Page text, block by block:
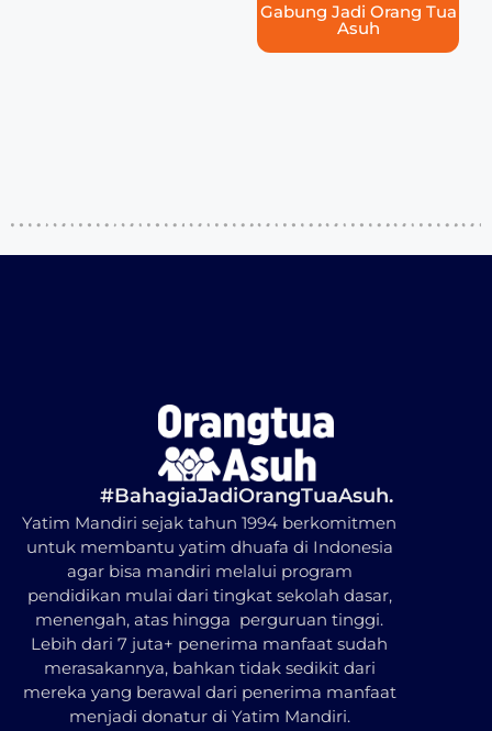
Gabung Jadi Orang Tua
Asuh
#BahagiaJadiOrangTuaAsuh.
Yatim Mandiri sejak tahun 1994 berkomitmen
untuk membantu yatim dhuafa di Indonesia
agar bisa mandiri melalui program
pendidikan mulai dari tingkat sekolah dasar,
menengah, atas hingga perguruan tinggi.
Lebih dari 7 juta+ penerima manfaat sudah
merasakannya, bahkan tidak sedikit dari
mereka yang berawal dari penerima manfaat
menjadi donatur di Yatim Mandiri.